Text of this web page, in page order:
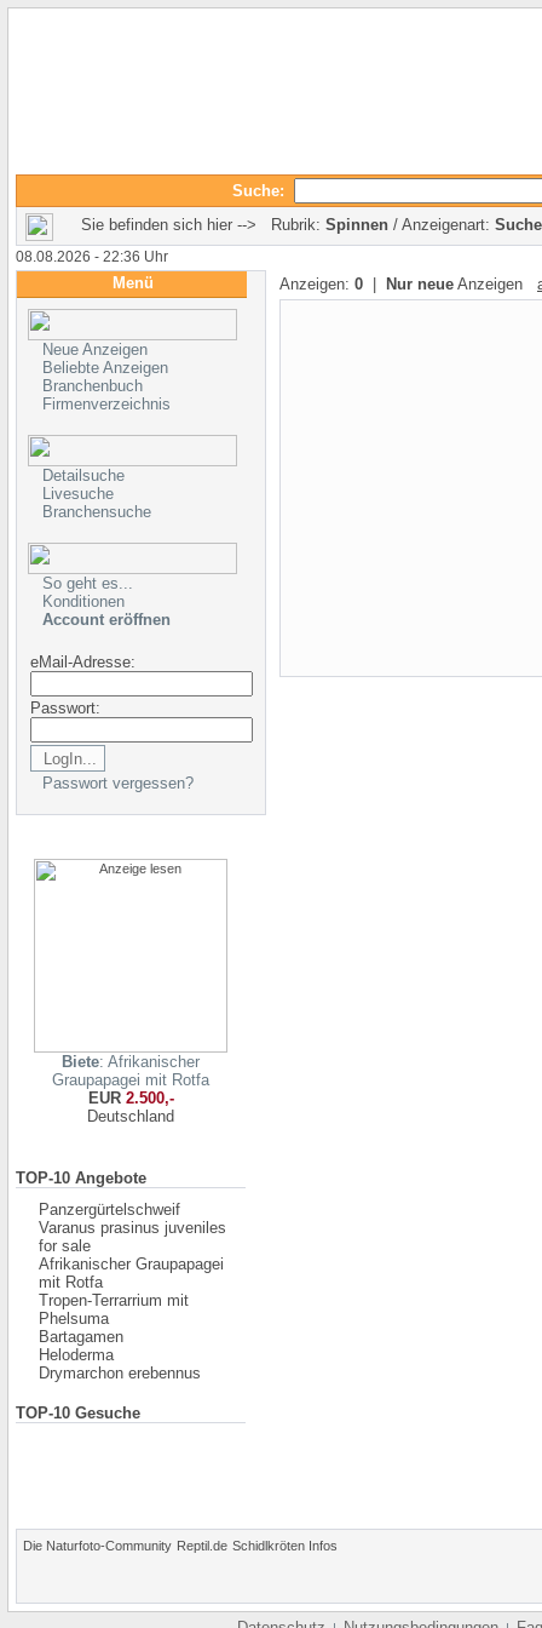
Suche:
Sie befinden sich hier --> Rubrik: Spinnen / Anzeigenart: Suche
08.08.2026 - 22:36 Uhr
Menü
Neue Anzeigen
Beliebte Anzeigen
Branchenbuch
Firmenverzeichnis
Detailsuche
Livesuche
Branchensuche
So geht es...
Konditionen
Account eröffnen
eMail-Adresse:
Passwort:
Passwort vergessen?
Biete: Afrikanischer
Graupapagei mit Rotfa
EUR2.500,-
Deutschland
TOP-10 Angebote
Panzergürtelschweif
Varanus prasinus juveniles
for sale
Afrikanischer Graupapagei
mit Rotfa
Tropen-Terrarrium mit
Phelsuma
Bartagamen
Heloderma
Drymarchon erebennus
TOP-10 Gesuche
Anzeigen: 0 Nur neue Anzeigen
Die Naturfoto-Community Reptil.de Schidlkröten Infos